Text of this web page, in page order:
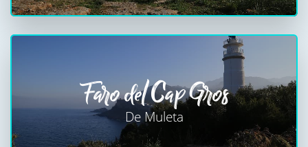
Faro del Cap Gros
De Muleta